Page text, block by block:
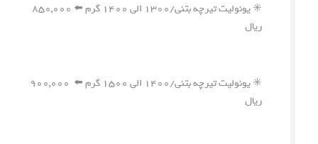
✳️ یونولیت تیرچه بتنی/۱۳۰۰ الی ۱۴۰۰ گرم ⬅️ ۸۵۰,۰۰۰
ریال
✳️ یونولیت تیرچه بتنی/۱۴۰۰ الی ۱۵۰۰ گرم ⬅️ ۹۰۰,۰۰۰
ریال